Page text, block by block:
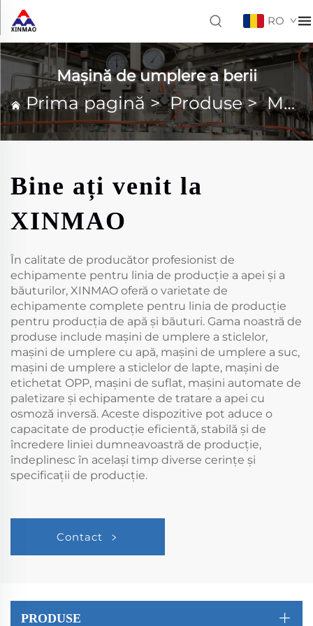
RO
Mașină de umplere a berii
Prima pagină >Produse>Mașină de umplere a berii
Bine ați venit la
XINMAO
În calitate de producător profesionist de
echipamente pentru linia de producție a apei și a
băuturilor, XINMAO oferă o varietate de
echipamente complete pentru linia de producție
pentru producția de apă și băuturi. Gama noastră de
produse include mașini de umplere a sticlelor,
mașini de umplere cu apă, mașini de umplere a suc,
mașini de umplere a sticlelor de lapte, mașini de
etichetat OPP, mașini de suflat, mașini automate de
paletizare și echipamente de tratare a apei cu
osmoză inversă. Aceste dispozitive pot aduce o
capacitate de producție eficientă, stabilă și de
încredere liniei dumneavoastră de producție,
îndeplinesc în același timp diverse cerințe și
specificații de producție.
Contact
PRODUSE